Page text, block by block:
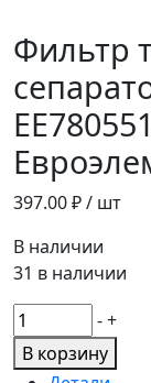
Фильтр
397.00₽ / шт
В наличии
31 в наличии
Количество
товара
Фильтр
-+
В корзину